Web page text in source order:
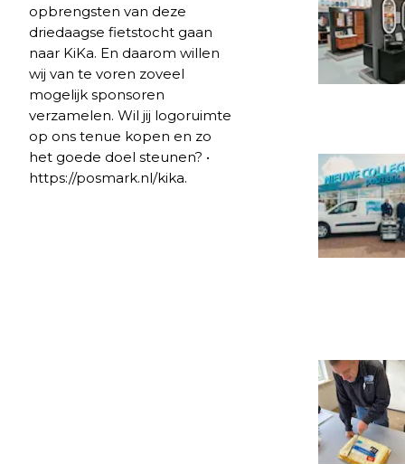
opbrengsten van deze
driedaagse fietstocht gaan
naar KiKa. En daarom willen
wij van te voren zoveel
mogelijk sponsoren
verzamelen. Wil jij logoruimte
op ons tenue kopen en zo
het goede doel steunen? •
https://posmark.nl/kika.